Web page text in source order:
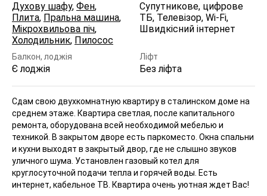
Духову шафу, Фен,
Плита, Пральна машина,
Мікрохвильова піч,
Холодильник, Пилосос
Супутникове, цифрове
ТБ, Телевізор, Wi-Fi,
Швидкісний інтернет
Балкон, лоджія
Є лоджія
Ліфт
Без ліфта
Сдам свою двухкомнатную квартиру в сталинском доме на
среднем этаже. Квартира светлая, после капитального
ремонта, оборудована всей необходимой мебелью и
техникой. В закрытом дворе есть паркоместо. Окна спальни
и кухни выходят в закрытый двор, где не слышно звуков
уличного шума. Установлен газовый котел для
круглосуточной подачи тепла и горячей воды. Есть
интернет, кабельное ТВ. Квартира очень уютная ждет Вас!